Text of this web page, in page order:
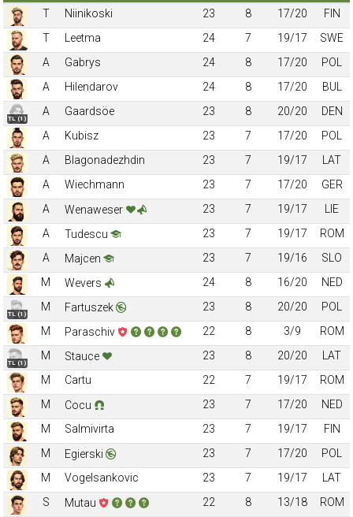
T
Niinikoski 23 8 17/20
FIN
T
Leetma 24 7 19/17
SWE
A
Gabrys 24 8 17/20
POL
A
Hilendarov 24 8 17/20 BUL
TL (1)
A Gaardsöe 23 8 20/20
DEN
A
Kubisz 23 7 17/20
POL
A
Blagonadezhdin 23 7 19/17
LAT
A
Wiechmann 23 7 17/20
GER
A
Wenaweser 23 7 19/17
LIE
A
Tudescu 23 7 19/17
ROM
A
Majcen 23 7 19/16
SLO
M
Wevers 24 8 16/20 NED
TL (1)
M Fartuszek 23 8 20/20
POL
M
Paraschiv 22 8 3/9 ROM
TL (1)
M Stauce 23 8 20/20
LAT
M
Cartu 22 7 19/17
ROM
M
Cocu 23 7 17/20
NED
M
Salmivirta 23 7 19/17
FIN
M
Egierski 23 7 17/20
POL
M
Vogelsankovic 23 7 19/17
LAT
S
Mutau 22 8 13/18 ROM